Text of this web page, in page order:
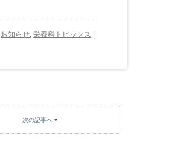
お知らせ ,栄養科トピックス |
次の記事へ»